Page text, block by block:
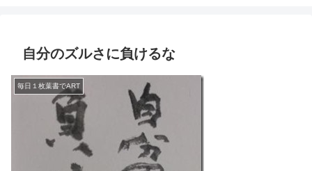
自分のズルさに負けるな
毎日１枚葉書でART